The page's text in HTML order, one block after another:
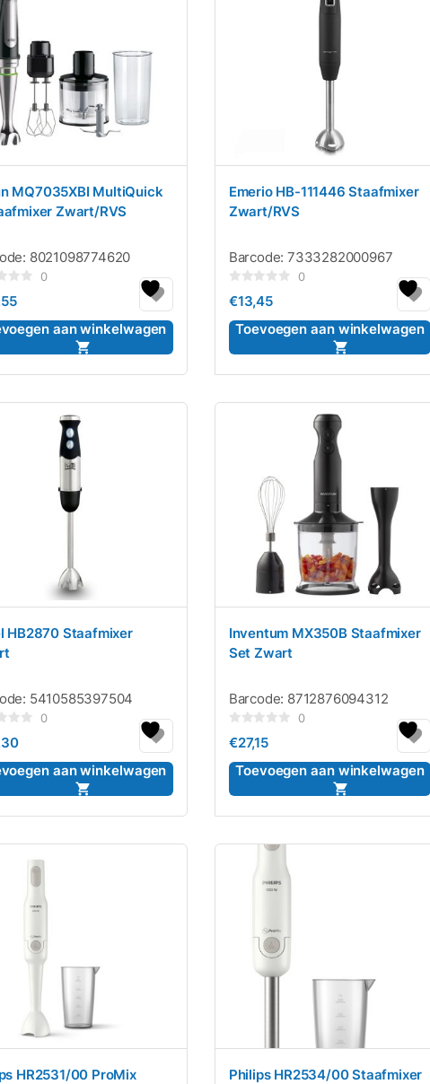
MQ7035XBI MultiQuick
Zwart/RVS
8021098774620
0
aan winkelwagen
Emerio HB-111446 Staafmixer
Zwart/RVS
Barcode: 7333282000967
0
5
0
€13,45
Toevoegen aan winkelwagen
HB2870 Staafmixer
5410585397504
0
aan winkelwagen
Inventum MX350B Staafmixer
Set Zwart
Barcode: 8712876094312
0
5
0
€27,15
Toevoegen aan winkelwagen
HR2531/00 ProMix
Philips HR2534/00 Staafmixer